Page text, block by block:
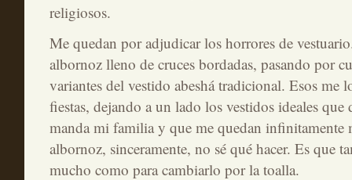
religiosos.
Me quedan por adjudicar los horrores de
albornoz lleno de cruces bordadas, pasando por
variantes del vestido abeshá tradicional. Esos me
fiestas, dejando a un lado los vestidos ideales que
manda mi familia y que me quedan infinitamente
albornoz, sinceramente, no sé qué hacer. Es que
mucho como para cambiarlo por la toalla.